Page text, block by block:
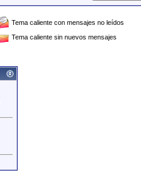
Tema caliente con mensajes no leídos
Tema caliente sin nuevos mensajes